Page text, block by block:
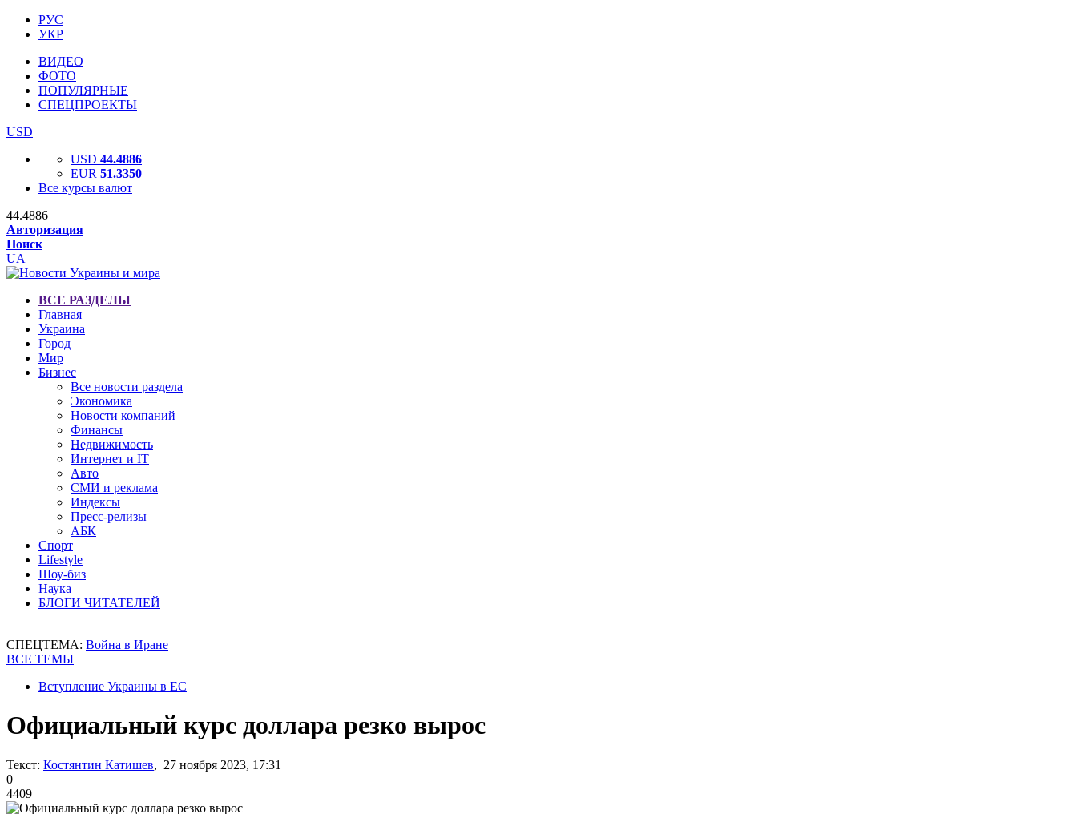
РУС
УКР
ВИДЕО
ФОТО
ПОПУЛЯРНЫЕ
СПЕЦПРОЕКТЫ
USD
USD 44.4886
EUR 51.3350
Все курсы валют
44.4886
Авторизация
Поиск
UA
ВСЕ РАЗДЕЛЫ
Главная
Украина
Город
Мир
Бизнес
Все новости раздела
Экономика
Новости компаний
Финансы
Недвижимость
Интернет и IT
Авто
СМИ и реклама
Индексы
Пресс-релизы
АБК
Спорт
Lifestyle
Шоу-биз
Наука
БЛОГИ ЧИТАТЕЛЕЙ
СПЕЦТЕМА: Война в Иране
ВСЕ ТЕМЫ
Вступление Украины в ЕС
Официальный курс доллара резко вырос
Текст: Костянтин Катишев, 27 ноября 2023, 17:31
0
4409